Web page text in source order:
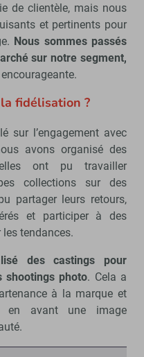
de clientèle, mais nous
et pertinents pour
Nous sommes passés
sur notre segment,
fidélisation ?
sur l’engagement avec
avons organisé des
ont pu travailler
collections sur des
partager leurs retours,
et participer à des
tendances.
des castings pour
shootings photo. Cela a
à la marque et
en avant une image